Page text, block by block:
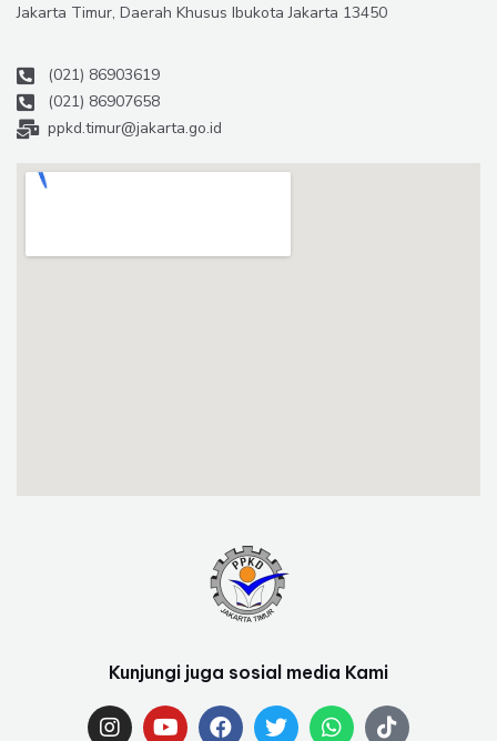
Jakarta Timur, Daerah Khusus Ibukota Jakarta 13450
(021) 86903619
(021) 86907658
ppkd.timur@jakarta.go.id
Kunjungi juga sosial media Kami